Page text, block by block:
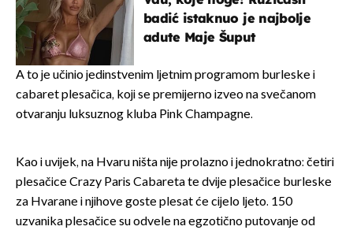
badić istaknuo je najbolje
adute Maje Šuput
A to je učinio jedinstvenim ljetnim programom burleske i
cabaret plesačica, koji se premijerno izveo na svečanom
otvaranju luksuznog kluba Pink Champagne.
Kao i uvijek, na Hvaru ništa nije prolazno i jednokratno: četiri
plesačice Crazy Paris Cabareta te dvije plesačice burleske
za Hvarane i njihove goste plesat će cijelo ljeto. 150
uzvanika plesačice su odvele na egzotično putovanje od